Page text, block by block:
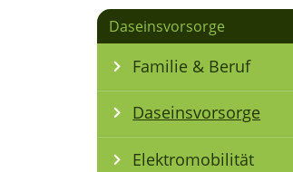
Daseinsvorsorge
Familie & Beruf
Daseinsvorsorge
Elektromobilität